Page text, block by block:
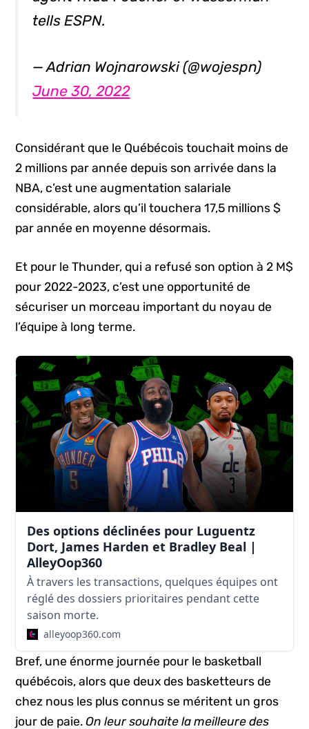
tells ESPN.
— Adrian Wojnarowski (@wojespn)
June 30, 2022
Considérant que le Québécois touchait moins de
2 millions par année depuis son arrivée dans la
NBA, c’est une augmentation salariale
considérable, alors qu’il touchera 17,5 millions $
par année en moyenne désormais.
Et pour le Thunder, qui a refusé son option à 2 M$
pour 2022-2023, c’est une opportunité de
sécuriser un morceau important du noyau de
l’équipe à long terme.
Des options déclinées pour Luguentz
Dort, James Harden et Bradley Beal |
AlleyOop360
À travers les transactions, quelques équipes ont
réglé des dossiers prioritaires pendant cette
saison morte.
alleyoop360.com
Bref, une énorme journée pour le basketball
québécois, alors que deux des basketteurs de
chez nous les plus connus se méritent un gros
jour de paie.On leur souhaite la meilleure des